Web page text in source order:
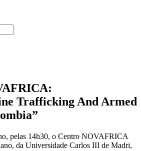
Trafficking And Armed
pelas 14h30, o Centro NOVAFRICA
da Universidade Carlos III de Madri,